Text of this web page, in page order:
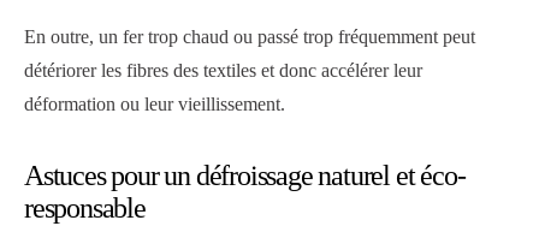
En outre, un fer trop chaud ou passé trop fréquemment peut
détériorer les fibres des textiles et donc accélérer leur
déformation ou leur vieillissement.
Astuces pour un défroissage naturel et éco-
responsable